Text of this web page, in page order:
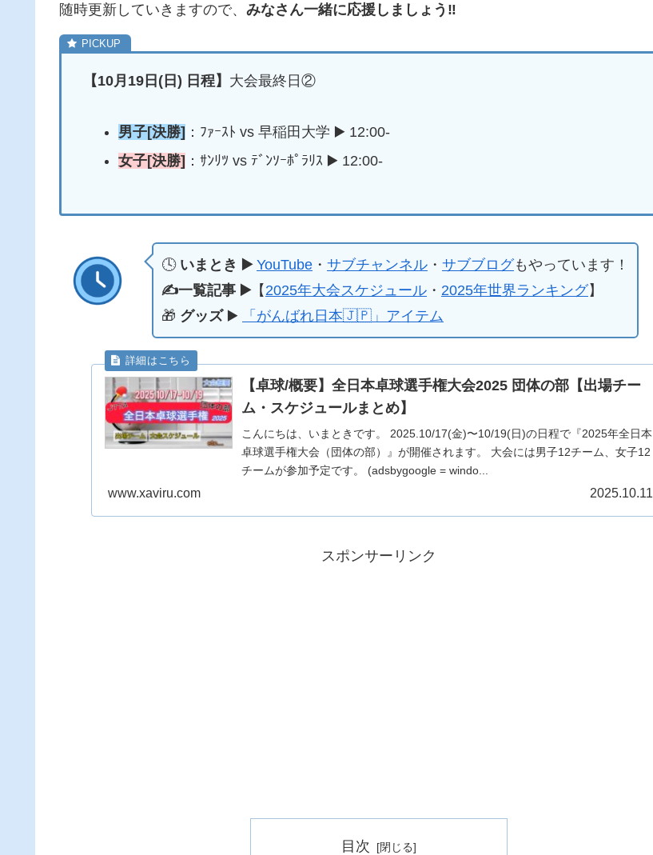
随時更新していきますので、 みなさん一緒に応援しましょう‼︎
【10月19日(日) 日程】 大会最終日②
男子[決勝] ：ﾌｧｰｽﾄ vs 早稲田大学 ▶️ 12:00-
女子[決勝] ：ｻﾝﾘﾂ vs ﾃﾞﾝｿｰﾎﾟﾗﾘｽ ▶️ 12:00-
🕓いまとき ▶️ YouTube ・ サブチャンネル ・ サブブログもやっています！
✍️一覧記事 ▶️【 2025年大会スケジュール ・ 2025年世界ランキング】
🎁 グッズ▶️ 「がんばれ日本🇯🇵」アイテム
【卓球/概要】全日本卓球選手権大会2025 団体の部【出場チー
ム・スケジュールまとめ】
こんにちは、いまときです。 2025.10/17(金)〜10/19(日)の日程で『2025年全日本
卓球選手権大会（団体の部）』が開催されます。 大会には男子12チーム、女子12
チームが参加予定です。 (adsbygoogle = windo...
www.xaviru.com 2025.10.11
スポンサーリンク
目次